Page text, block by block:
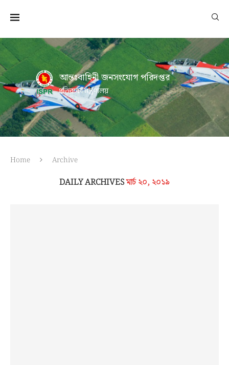
আন্তঃবাহিনী জনসংযোগ পরিদপ্তর
প্রতিরক্ষা মন্ত্রণালয়
Home Archive
DAILY ARCHIVESমার্চ ২০, ২০১৯